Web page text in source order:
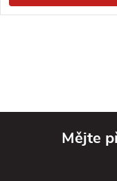
Mějte